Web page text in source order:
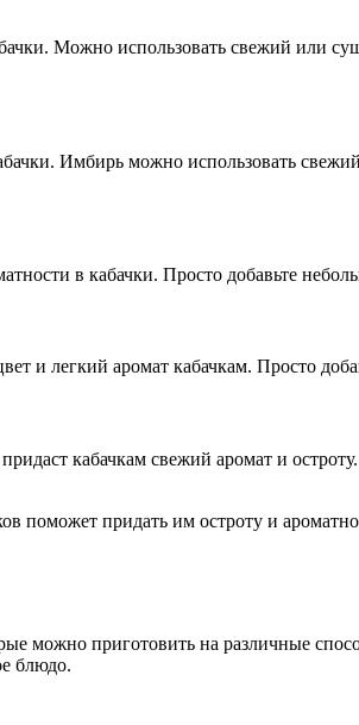
Можно использовать свежий или
Имбирь можно использовать
в кабачки. Просто добавьте
и легкий аромат кабачкам. Просто
кабачкам свежий аромат и
поможет придать им остроту и
можно приготовить на различные
блюдо.